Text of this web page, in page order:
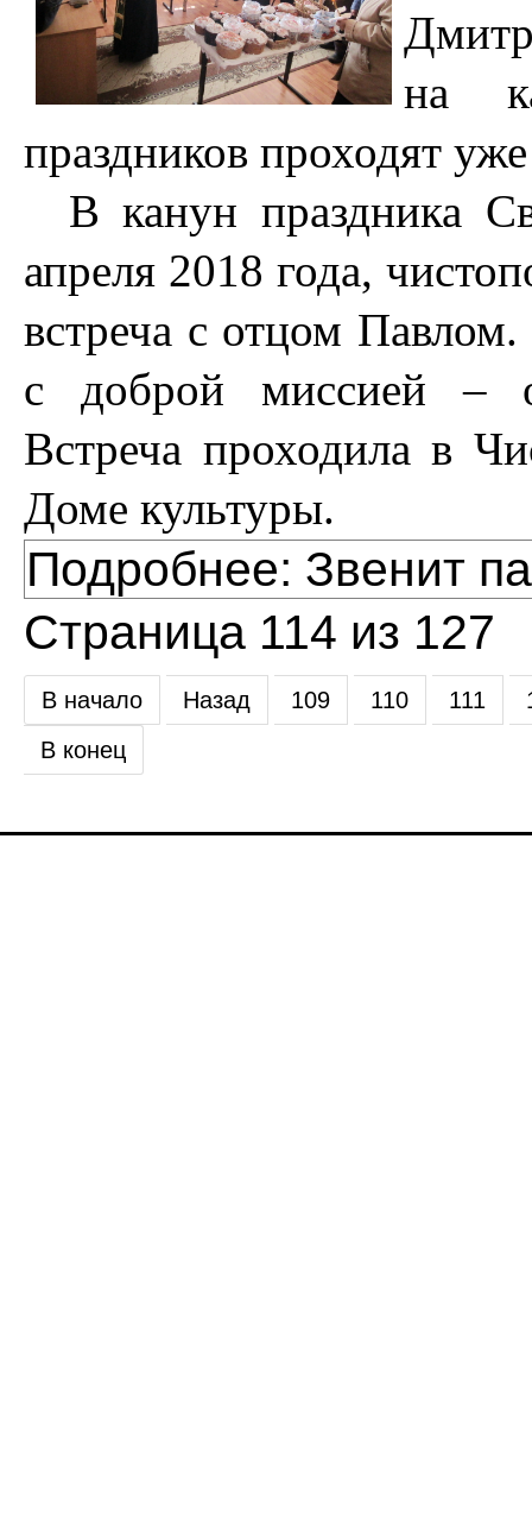
на
праздников проходят
Вканун праздника
апреля 2018 года,
встреча с отцом Павлом.
с доброй миссией –
Встреча проходила в
Доме культуры.
Подробнее: Звенит
Страница 114 из 127
В начало Назад 109 110 111
В конец